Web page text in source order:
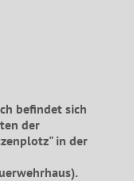
befindet sich
der
in der